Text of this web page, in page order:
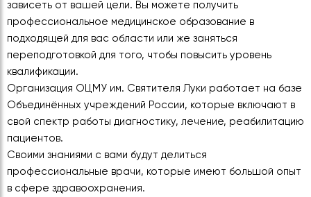
зависеть от вашей цели. Вы можете получить
профессиональное медицинское образование в
подходящей для вас области или же заняться
переподготовкой для того, чтобы повысить уровень
квалификации.
Организация ОЦМУ им. Святителя Луки работает на базе
Объединённых учреждений России, которые включают в
свой спектр работы диагностику, лечение, реабилитацию
пациентов.
Своими знаниями с вами будут делиться
профессиональные врачи, которые имеют большой опыт
в сфере здравоохранения.